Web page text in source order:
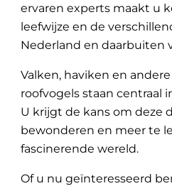
ervaren experts maakt u
leefwijze en de
Nederland en daarbuiten
Valken, haviken en
roofvogels staan centraal
U krijgt de kans om deze
bewonderen en meer te
fascinerende wereld.
Of u nu geïnteresseerd